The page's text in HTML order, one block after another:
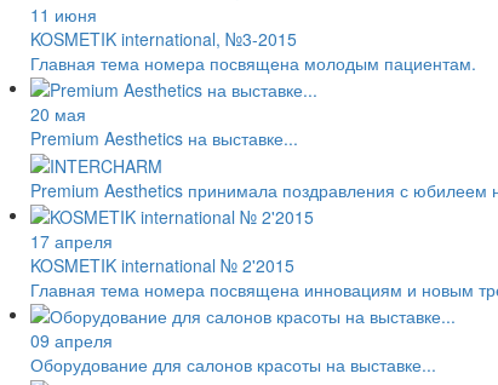
11 июня
KOSMETIK international, №3-2015
Главная тема номера посвящена молодым пациентам.
20 мая
Premium Aesthetics на выставке...
Premium Aesthetics принимала поздравления с юбилеем
17 апреля
KOSMETIK international № 2'2015
Главная тема номера посвящена инновациям и новым
09 апреля
Оборудование для салонов красоты на выставке...